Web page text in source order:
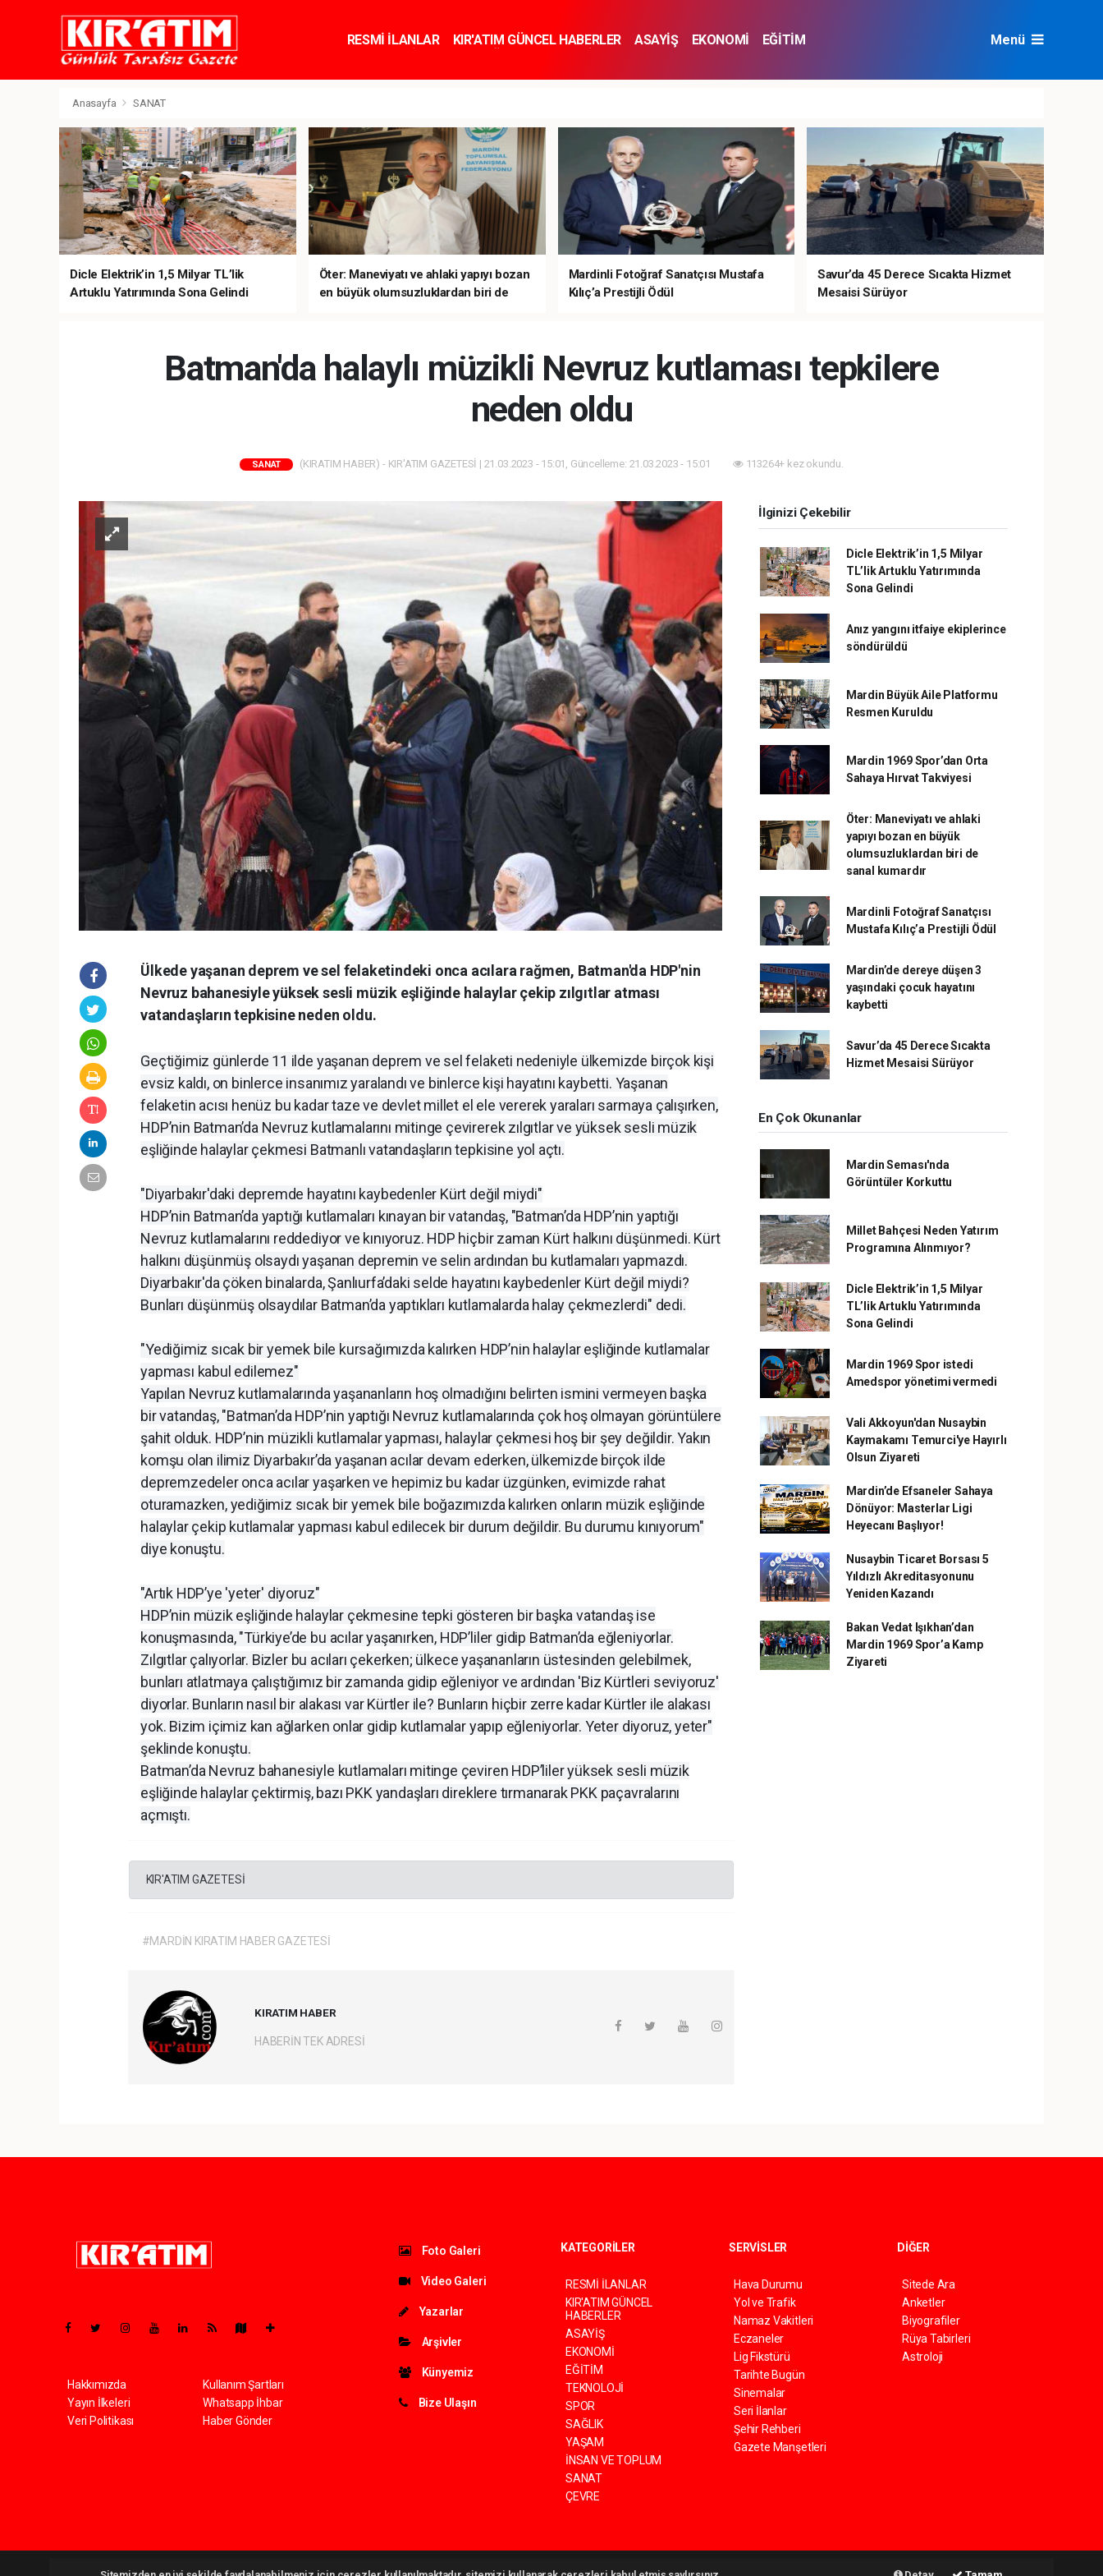
RESMİ İLANLAR KIR'ATIM GÜNCEL HABERLER ASAYİŞ EKONOMİ
EĞİTİM
Menü
Anasayfa SANAT
Dicle Elektrik’in 1,5 Milyar TL’lik
Artuklu Yatırımında Sona Gelindi
Öter: Maneviyatı ve ahlaki yapıyı bozan
en büyük olumsuzluklardan biri de
Mardinli Fotoğraf Sanatçısı Mustafa
Kılıç’a Prestijli Ödül
Savur’da 45 Derece Sıcakta Hizmet
Mesaisi Sürüyor
Batman'da halaylı müzikli Nevruz kutlaması tepkilere
neden oldu
SANAT (KIRATIM HABER) - KIR'ATIM GAZETESİ | 21.03.2023 - 15:01, Güncelleme: 21.03.2023 - 15:01 113264+ kez okundu.
Ülkede yaşanan deprem ve sel felaketindeki onca acılara rağmen, Batman'da HDP'nin
Nevruz bahanesiyle yüksek sesli müzik eşliğinde halaylar çekip zılgıtlar atması
vatandaşların tepkisine neden oldu.
Geçtiğimiz günlerde 11 ilde yaşanan deprem ve sel felaketi nedeniyle ülkemizde birçok kişi
evsiz kaldı, on binlerce insanımız yaralandı ve binlerce kişi hayatını kaybetti. Yaşanan
felaketin acısı henüz bu kadar taze ve devlet millet el ele vererek yaraları sarmaya çalışırken,
HDP’nin Batman’da Nevruz kutlamalarını mitinge çevirerek zılgıtlar ve yüksek sesli müzik
eşliğinde halaylar çekmesi Batmanlı vatandaşların tepkisine yol açtı.
"Diyarbakır'daki depremde hayatını kaybedenler Kürt değil miydi"
HDP’nin Batman’da yaptığı kutlamaları kınayan bir vatandaş, "Batman’da HDP’nin yaptığı
Nevruz kutlamalarını reddediyor ve kınıyoruz. HDP hiçbir zaman Kürt halkını düşünmedi. Kürt
halkını düşünmüş olsaydı yaşanan depremin ve selin ardından bu kutlamaları yapmazdı.
Diyarbakır'da çöken binalarda, Şanlıurfa’daki selde hayatını kaybedenler Kürt değil miydi?
Bunları düşünmüş olsaydılar Batman’da yaptıkları kutlamalarda halay çekmezlerdi" dedi.
"Yediğimiz sıcak bir yemek bile kursağımızda kalırken HDP’nin halaylar eşliğinde kutlamalar
yapması kabul edilemez"
Yapılan Nevruz kutlamalarında yaşananların hoş olmadığını belirten ismini vermeyen başka
bir vatandaş, "Batman’da HDP’nin yaptığı Nevruz kutlamalarında çok hoş olmayan görüntülere
şahit olduk. HDP’nin müzikli kutlamalar yapması, halaylar çekmesi hoş bir şey değildir. Yakın
komşu olan ilimiz Diyarbakır’da yaşanan acılar devam ederken, ülkemizde birçok ilde
depremzedeler onca acılar yaşarken ve hepimiz bu kadar üzgünken, evimizde rahat
oturamazken, yediğimiz sıcak bir yemek bile boğazımızda kalırken onların müzik eşliğinde
halaylar çekip kutlamalar yapması kabul edilecek bir durum değildir. Bu durumu kınıyorum"
diye konuştu.
"Artık HDP’ye 'yeter' diyoruz"
HDP’nin müzik eşliğinde halaylar çekmesine tepki gösteren bir başka vatandaş ise
konuşmasında, "Türkiye’de bu acılar yaşanırken, HDP’liler gidip Batman’da eğleniyorlar.
Zılgıtlar çalıyorlar. Bizler bu acıları çekerken; ülkece yaşananların üstesinden gelebilmek,
bunları atlatmaya çalıştığımız bir zamanda gidip eğleniyor ve ardından 'Biz Kürtleri seviyoruz'
diyorlar. Bunların nasıl bir alakası var Kürtler ile? Bunların hiçbir zerre kadar Kürtler ile alakası
yok. Bizim içimiz kan ağlarken onlar gidip kutlamalar yapıp eğleniyorlar. Yeter diyoruz, yeter"
şeklinde konuştu.
Batman’da Nevruz bahanesiyle kutlamaları mitinge çeviren HDP’liler yüksek sesli müzik
eşliğinde halaylar çektirmiş, bazı PKK yandaşları direklere tırmanarak PKK paçavralarını
açmıştı.
KIR'ATIM GAZETESİ
#MARDİN KIRATIM HABER GAZETESİ
KIRATIM HABER
HABERİN TEK ADRESİ
İlginizi Çekebilir
Dicle Elektrik’in 1,5 Milyar
TL’lik Artuklu Yatırımında
Sona Gelindi
Anız yangını itfaiye ekiplerince
söndürüldü
Mardin Büyük Aile Platformu
Resmen Kuruldu
Mardin 1969 Spor’dan Orta
Sahaya Hırvat Takviyesi
Öter: Maneviyatı ve ahlaki
yapıyı bozan en büyük
olumsuzluklardan biri de
sanal kumardır
Mardinli Fotoğraf Sanatçısı
Mustafa Kılıç’a Prestijli Ödül
Mardin’de dereye düşen 3
yaşındaki çocuk hayatını
kaybetti
Savur’da 45 Derece Sıcakta
Hizmet Mesaisi Sürüyor
En Çok Okunanlar
Mardin Seması'nda
Görüntüler Korkuttu
Millet Bahçesi Neden Yatırım
Programına Alınmıyor?
Dicle Elektrik’in 1,5 Milyar
TL’lik Artuklu Yatırımında
Sona Gelindi
Mardin 1969 Spor istedi
Amedspor yönetimi vermedi
Vali Akkoyun'dan Nusaybin
Kaymakamı Temurci'ye Hayırlı
Olsun Ziyareti
Mardin’de Efsaneler Sahaya
Dönüyor: Masterlar Ligi
Heyecanı Başlıyor!
Nusaybin Ticaret Borsası 5
Yıldızlı Akreditasyonunu
Yeniden Kazandı
Bakan Vedat Işıkhan’dan
Mardin 1969 Spor’a Kamp
Ziyareti
Hakkımızda
Yayın İlkeleri
Veri Politikası
Kullanım Şartları
Whatsapp İhbar
Haber Gönder
Foto Galeri
Video Galeri
Yazarlar
Arşivler
Künyemiz
Bize Ulaşın
KATEGORİLER
RESMİ İLANLAR
KIR'ATIM GÜNCEL
HABERLER
ASAYİŞ
EKONOMİ
EĞİTİM
TEKNOLOJİ
SPOR
SAĞLIK
YAŞAM
İNSAN VE TOPLUM
SANAT
ÇEVRE
SERVİSLER
Hava Durumu
Yol ve Trafik
Namaz Vakitleri
Eczaneler
Lig Fikstürü
Tarihte Bugün
Sinemalar
Seri İlanlar
Şehir Rehberi
Gazete Manşetleri
DİĞER
Sitede Ara
Anketler
Biyografiler
Rüya Tabirleri
Astroloji
Kiratim.com Tüm hakları saklı tutulmaktadır. Copyright 2026 ©haber yazılımıhaber paketi haber scripti haber yazılımhaber script Haber Yazılımı: Web Aksiyon ®